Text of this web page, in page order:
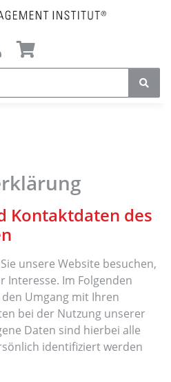
Kontaktdaten des
unsere Website besuchen,
Interesse. Im Folgenden
Umgang mit Ihren
bei der Nutzung unserer
Daten sind hierbei alle
identifiziert werden